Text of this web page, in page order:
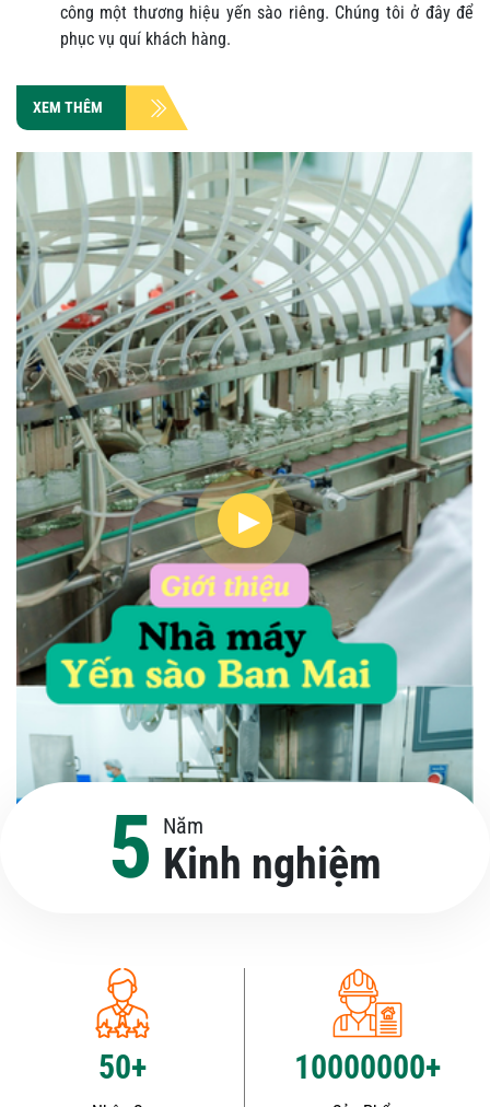
5 Năm
Kinh nghiệm
công một thương hiệu yến sào riêng. Chúng tôi ở đây để
phục vụ quí khách hàng.
XEM THÊM
50+ 10000000+